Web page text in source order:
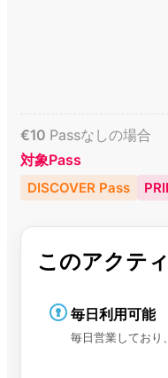
€10 Passなしの場合
対象Pass
DISCOVER Pass
このアクテ
毎日利用可能
毎日営業しており